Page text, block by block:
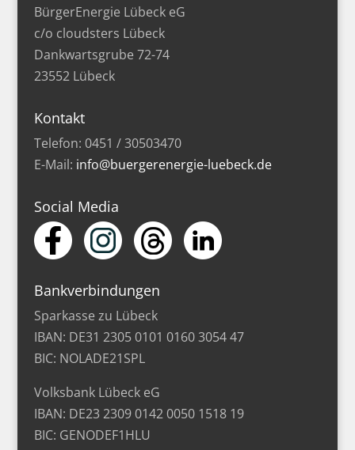
BürgerEnergie Lübeck eG
c/o cloudsters Lübeck
Dankwartsgrube 72-74
23552 Lübeck
Kontakt
Telefon: 0451 / 30503470
E-Mail: info@buergerenergie-luebeck.de
Social Media
Bankverbindungen
Sparkasse zu Lübeck
IBAN: DE31 2305 0101 0160 3054 47
BIC: NOLADE21SPL
Volksbank Lübeck eG
IBAN: DE23 2309 0142 0050 1518 19
BIC: GENODEF1HLU